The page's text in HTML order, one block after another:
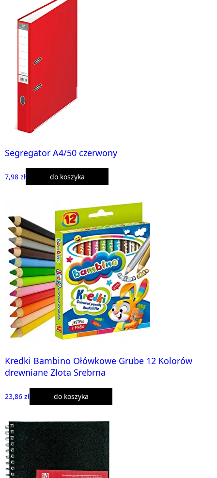
Segregator A4/50 czerwony
7,98 zł do koszyka
Kredki Bambino Ołówkowe Grube 12 Kolorów
drewniane Złota Srebrna
23,86 zł do koszyka